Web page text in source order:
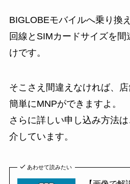
BIGLOBEモバイルへ乗り換
回線とSIMカードサイズを
けです。
そこさえ間違えなければ、
簡単にMNPができますよ。
さらに詳しい申し込み方法
介しています。
あわせて読みたい